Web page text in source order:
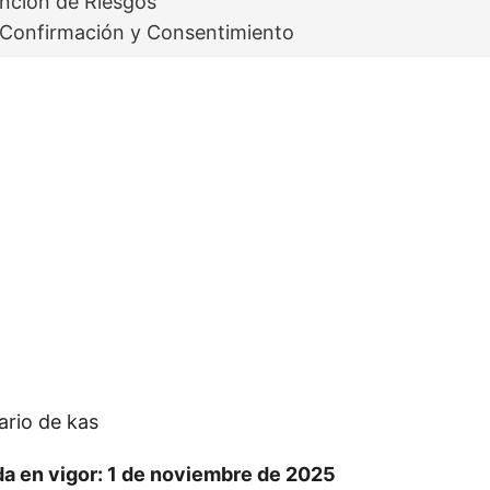
y Consentimiento
de kas
en vigor: 1 de noviembre de 2025